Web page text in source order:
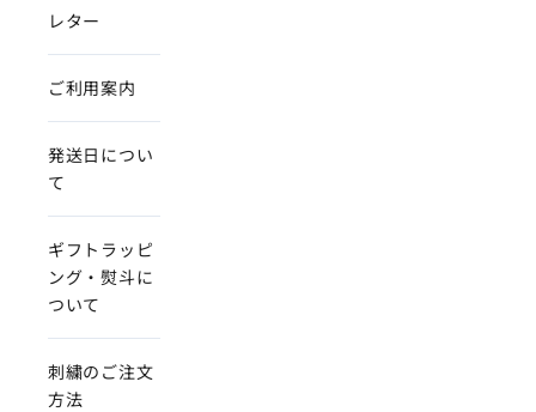
レター
ご利用案内
発送日につい
て
ギフトラッピ
ング・熨斗に
ついて
刺繍のご注文
方法